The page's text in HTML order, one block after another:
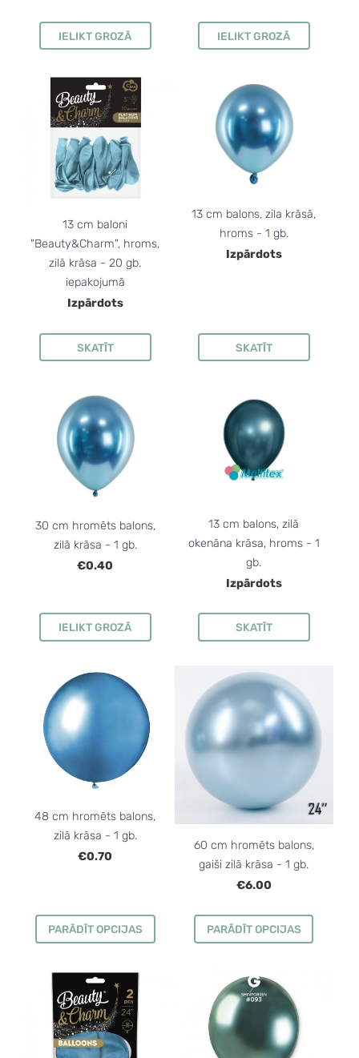
IELIKT GROZĀ IELIKT GROZĀ
13 cm baloni
"Beauty&Charm", hroms,
zilā krāsa - 20 gb.
iepakojumā
Izpārdots
SKATĪT
13 cm balons, zila krāsā,
hroms - 1 gb.
Izpārdots
SKATĪT
30 cm hromēts balons,
zilā krāsa - 1 gb.
€0.40
IELIKT GROZĀ
13 cm balons, zilā
okenāna krāsa, hroms - 1
gb.
Izpārdots
SKATĪT
48 cm hromēts balons,
zilā krāsa - 1 gb.
€0.70
PARĀDĪT OPCIJAS
60 cm hromēts balons,
gaiši zilā krāsa - 1 gb.
€6.00
PARĀDĪT OPCIJAS